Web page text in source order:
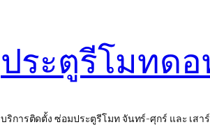
ประตูรีโมทด
บริการติดตั้ง ซ่อมประตูรีโมท จันทร์-ศุกร์ และ เสาร์